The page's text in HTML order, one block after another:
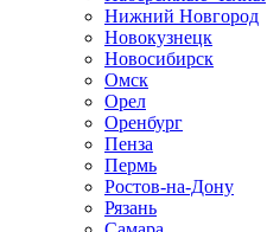
Нижний Новгород
Новокузнецк
Новосибирск
Омск
Орел
Оренбург
Пенза
Пермь
Ростов-на-Дону
Рязань